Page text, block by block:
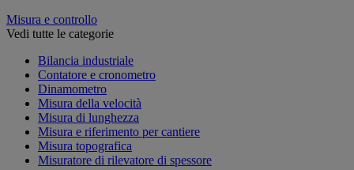
Misura e controllo
Vedi tutte le categorie
Bilancia industriale
Contatore e cronometro
Dinamometro
Misura della velocità
Misura di lunghezza
Misura e riferimento per cantiere
Misura topografica
Misuratore di rilevatore di spessore